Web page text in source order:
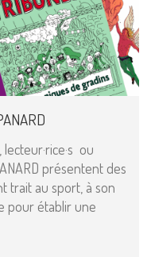
lecteur·rice·s ou
présentent des
trait au sport, à son
pour établir une